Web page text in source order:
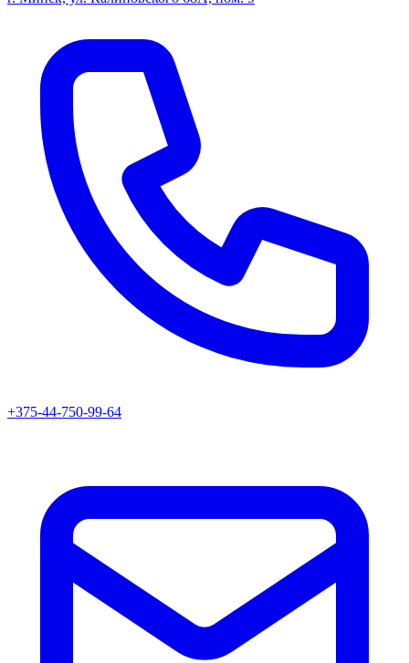
+375-44-750-99-64